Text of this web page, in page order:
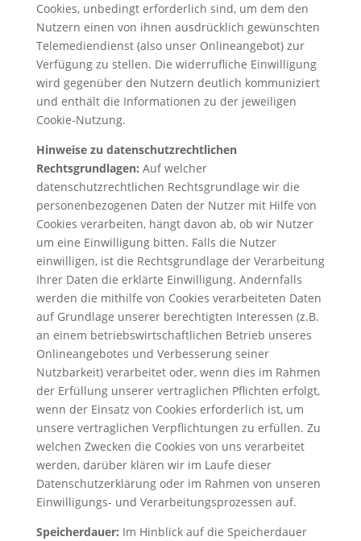
Cookies, unbedingt erforderlich sind, um dem den
Nutzern einen von ihnen ausdrücklich gewünschten
Telemediendienst (also unser Onlineangebot) zur
Verfügung zu stellen. Die widerrufliche Einwilligung
wird gegenüber den Nutzern deutlich kommuniziert
und enthält die Informationen zu der jeweiligen
Cookie-Nutzung.
Hinweise zu datenschutzrechtlichen
Rechtsgrundlagen: Auf welcher
datenschutzrechtlichen Rechtsgrundlage wir die
personenbezogenen Daten der Nutzer mit Hilfe von
Cookies verarbeiten, hängt davon ab, ob wir Nutzer
um eine Einwilligung bitten. Falls die Nutzer
einwilligen, ist die Rechtsgrundlage der Verarbeitung
Ihrer Daten die erklärte Einwilligung. Andernfalls
werden die mithilfe von Cookies verarbeiteten Daten
auf Grundlage unserer berechtigten Interessen (z.B.
an einem betriebswirtschaftlichen Betrieb unseres
Onlineangebotes und Verbesserung seiner
Nutzbarkeit) verarbeitet oder, wenn dies im Rahmen
der Erfüllung unserer vertraglichen Pflichten erfolgt,
wenn der Einsatz von Cookies erforderlich ist, um
unsere vertraglichen Verpflichtungen zu erfüllen. Zu
welchen Zwecken die Cookies von uns verarbeitet
werden, darüber klären wir im Laufe dieser
Datenschutzerklärung oder im Rahmen von unseren
Einwilligungs- und Verarbeitungsprozessen auf.
Speicherdauer: Im Hinblick auf die Speicherdauer